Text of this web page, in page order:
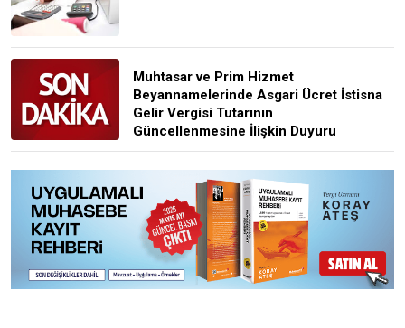
Muhtasar ve Prim Hizmet
Beyannamelerinde Asgari Ücret İstisna
Gelir Vergisi Tutarının
Güncellenmesine İlişkin Duyuru